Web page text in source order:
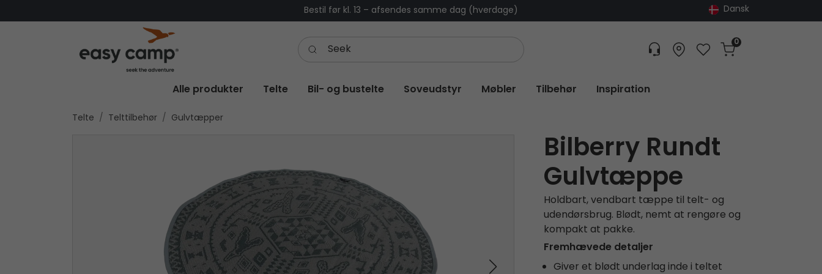
Bestil før kl. 13 – afsendes samme dag (hverdage) Dansk
Customer service
Find dealer
Favorites
Cart
0
Alle produkter Telte Bil- og bustelte Soveudstyr Møbler Tilbehør Inspiration
Telte Telttilbehør Gulvtæpper
Bilberry Rundt
Gulvtæppe
Holdbart, vendbart tæppe til telt- og
udendørsbrug. Blødt, nemt at rengøre og
kompakt at pakke.
Fremhævede detaljer
Giver et blødt underlag inde i teltet